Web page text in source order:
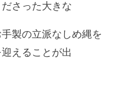
さった大きな
製の立派なしめ縄を
えることが出